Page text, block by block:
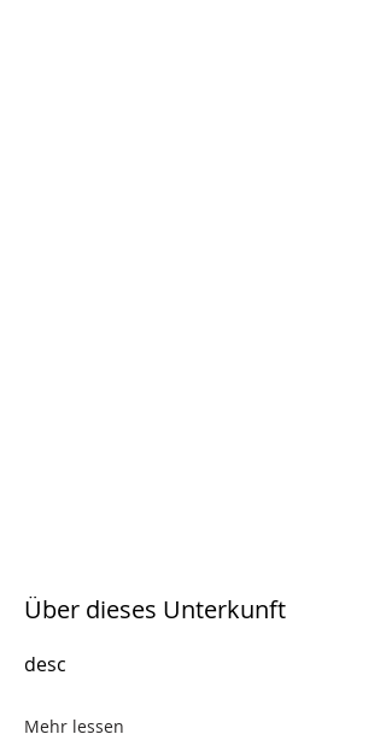
Über dieses Unterkunft
desc
Mehr lessen